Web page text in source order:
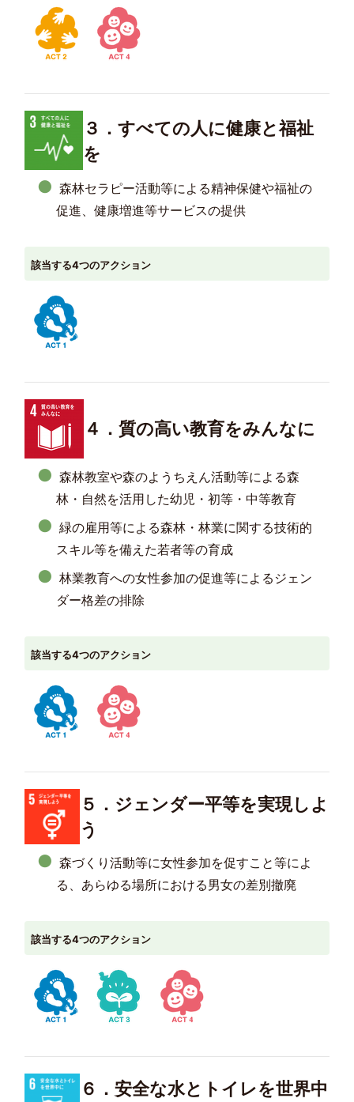
３．すべての人に健康と福祉
を
森林セラピー活動等による精神保健や福祉の
促進、健康増進等サービスの提供
該当する4つのアクション
４．質の高い教育をみんなに
森林教室や森のようちえん活動等による森
林・自然を活用した幼児・初等・中等教育
緑の雇用等による森林・林業に関する技術的
スキル等を備えた若者等の育成
林業教育への女性参加の促進等によるジェン
ダー格差の排除
該当する4つのアクション
５．ジェンダー平等を実現しよ
う
森づくり活動等に女性参加を促すこと等によ
る、あらゆる場所における男女の差別撤廃
該当する4つのアクション
６．安全な水とトイレを世界中